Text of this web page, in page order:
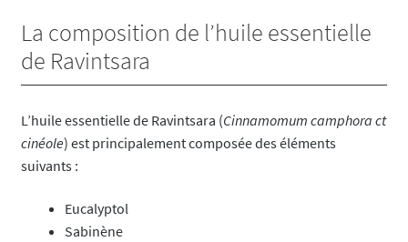
La composition de l’huile essentielle
de Ravintsara
L’huile essentielle de Ravintsara (Cinnamomum camphora ct
cinéole) est principalement composée des éléments
suivants :
Eucalyptol
Sabinène